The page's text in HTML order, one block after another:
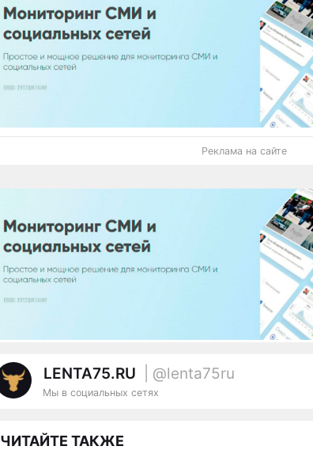
Реклама на сайте
LENTA75.RU | @lenta75ru
Мы в социальных сетях
ЧИТАЙТЕ ТАКЖЕ